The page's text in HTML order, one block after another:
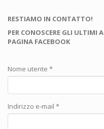
RESTIAMO IN CONTATTO!
PER CONOSCERE GLI
PAGINA FACEBOOK
Nome utente *
Indirizzo e-mail *